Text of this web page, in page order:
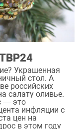
Украшенная
стол. А
российских
салату оливье.
— это
инфляции с
цен на
в этом году